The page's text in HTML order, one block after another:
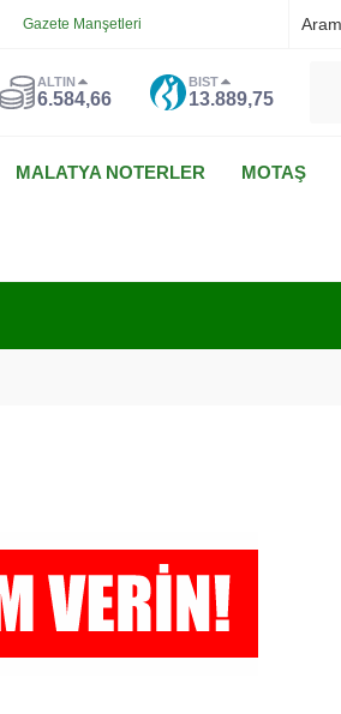
Gazete Manşetleri
ALTIN
6.584,66
BIST
13.889,75
MALATYA NOTERLER MOTAŞ